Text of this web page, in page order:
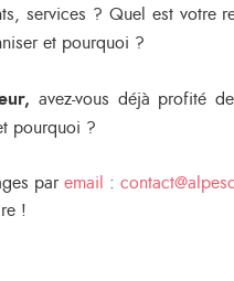
services ? Quel est votre
et pourquoi ?
avez-vous déjà profité
pourquoi ?
par email :
!